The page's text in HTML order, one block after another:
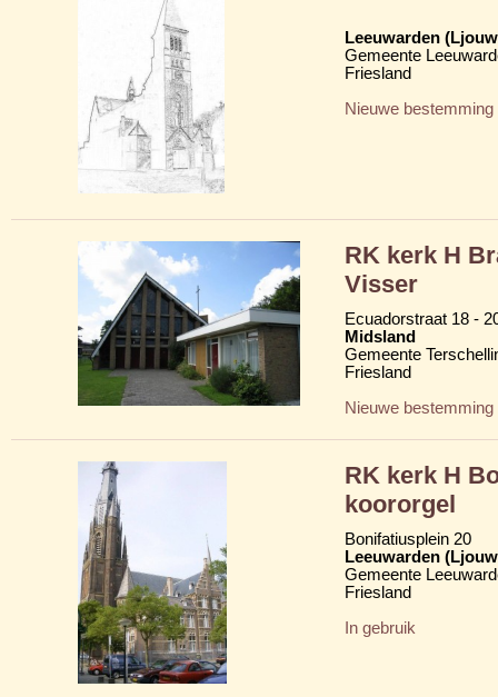
Leeuwarden
Gemeente
Friesland
Nieuwe bestemming
RK kerk H
Visser
Ecuadorstraat 18 -
Midsland
Gemeente
Friesland
Nieuwe bestemming
RK kerk H
koororgel
Bonifatiusplein 20
Leeuwarden
Gemeente
Friesland
In gebruik